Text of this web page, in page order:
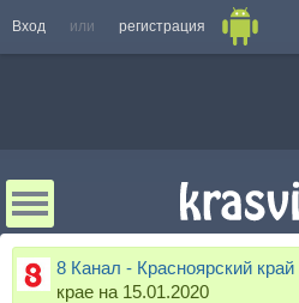
Вход или регистрация
8 Канал - Красноярский край
крае на 15.01.2020